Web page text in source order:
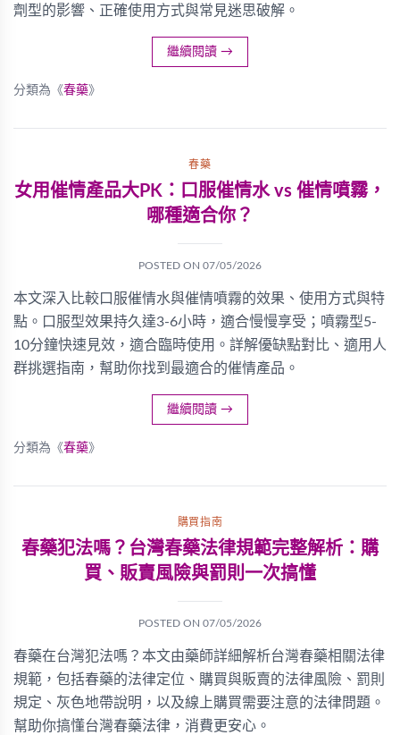
劑型的影響、正確使用方式與常見迷思破解。
繼續閱讀 →
分類為《春藥》
春藥
女用催情產品大PK：口服催情水 vs 催情噴霧，
哪種適合你？
POSTED ON 07/05/2026
本文深入比較口服催情水與催情噴霧的效果、使用方式與特
點。口服型效果持久達3-6小時，適合慢慢享受；噴霧型5-
10分鐘快速見效，適合臨時使用。詳解優缺點對比、適用人
群挑選指南，幫助你找到最適合的催情產品。
繼續閱讀 →
分類為《春藥》
購買指南
春藥犯法嗎？台灣春藥法律規範完整解析：購
買、販賣風險與罰則一次搞懂
POSTED ON 07/05/2026
春藥在台灣犯法嗎？本文由藥師詳細解析台灣春藥相關法律
規範，包括春藥的法律定位、購買與販賣的法律風險、罰則
規定、灰色地帶說明，以及線上購買需要注意的法律問題。
幫助你搞懂台灣春藥法律，消費更安心。